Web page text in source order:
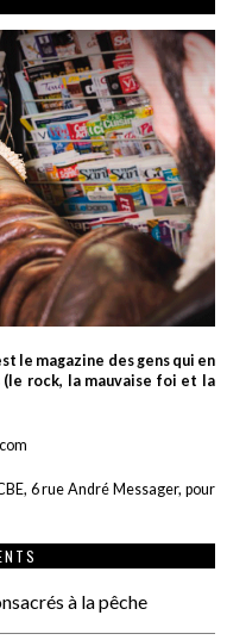
le magazine des gens qui en
rock, la mauvaise foi et la
6 rue André Messager, pour
à la pêche